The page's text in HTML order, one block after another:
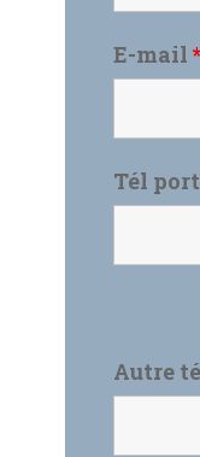
E-mail*
Tél
Autre